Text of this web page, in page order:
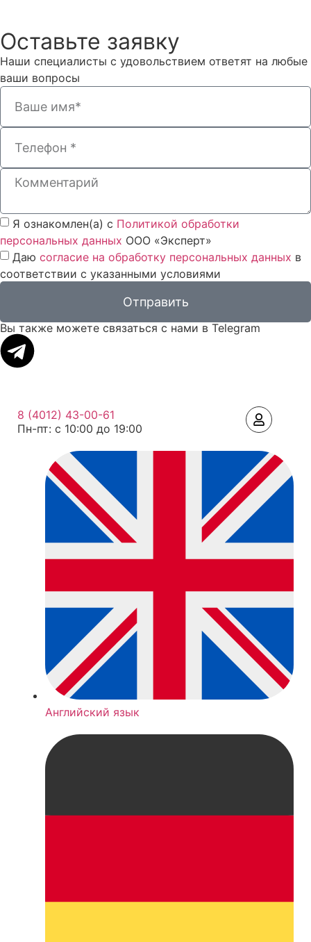
Оставьте заявку
Наши специалисты с удовольствием ответят на любые
ваши вопросы
Я ознакомлен(а) с Политикой обработки
персональных данных ООО «Эксперт»
Даю согласие на обработку персональных данных в
соответствии с указанными условиями
Отправить
Вы также можете связаться с нами в Telegram
8 (4012) 43-00-61
Пн-пт: c 10:00 до 19:00
Английский язык